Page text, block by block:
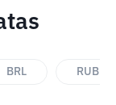
BRL RUB